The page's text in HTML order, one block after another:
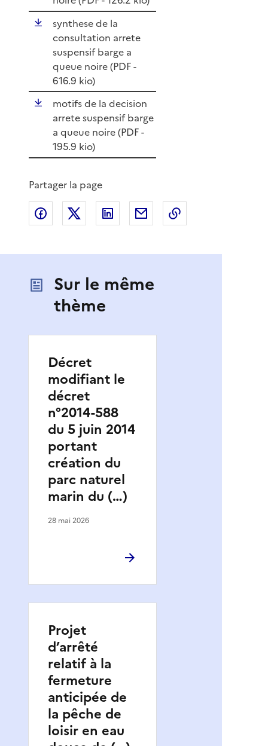
synthese de la
consultation arrete
suspensif barge a
queue noire (PDF-
616.9 kio)
motifs de la decision
arrete suspensif barge
a queue noire (PDF-
195.9 kio)
Partager la page
Partager sur Facebook
Partager sur XPartager sur LinkedIn
Partager par email
Sur le même
thème
Décret
modifiant le
décret
n°2014-588
du 5 juin 2014
portant
création du
parc naturel
marin du (…)
28 mai 2026
Projet
d’arrêté
relatif à la
fermeture
anticipée de
la pêche de
loisir en eau